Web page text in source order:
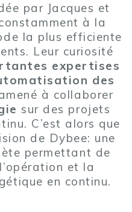
par Jacques et
à la
la plus efficiente
Leur curiosité
expertises
des
à collaborer
sur des projets
C’est alors que
de Dybee: une
permettant de
et la
en continu.